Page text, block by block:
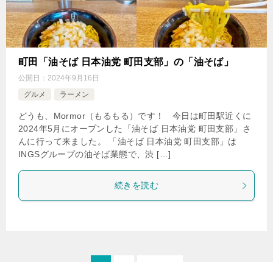
町田「油そば 日本油党 町田支部」の「油そば」
公開日： 2024年9月16日
グルメ
ラーメン
どうも、Mormor（もるもる）です！ 今日は町田駅近くに
2024年5月にオープンした「油そば 日本油党 町田支部」さ
んに行って来ました。 「油そば 日本油党 町田支部」は
INGSグループの油そば業態で、渋 […]
続きを読む